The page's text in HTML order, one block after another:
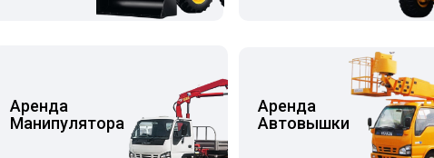
Аренда
Манипулятора
Аренда
Автовышки